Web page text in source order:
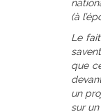
(à
Le
que
un
sur